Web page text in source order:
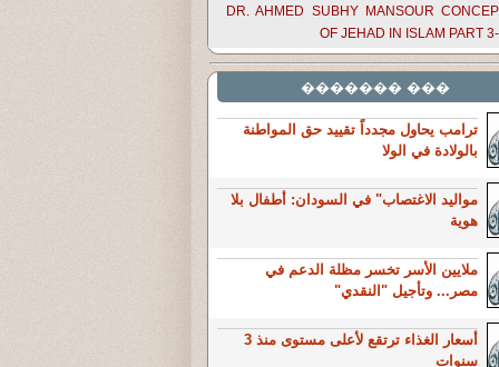
DR. AHMED SUBHY MANSOUR
OF JEHAD IN ISLAM PART
��� �������
ترامب يحاول مجدداً تقييد حق المواطنة
بالولادة في الولا
مواليد الاغتصاب" في السودان: أطفال بلا
هوية
ملايين الأسر تخسر مظلة الدعم في
مصر... وتأجيل "النقدي"
أسعار الغذاء ترتقع لأعلى مستوى منذ 3
سنوات